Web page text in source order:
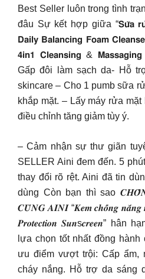
Best Seller luôn trong tình
đâu Sự kết hợp giữa “𝗦𝘂̛̃𝗮
𝗗𝗮𝗶𝗹𝘆 𝗕𝗮𝗹𝗮𝗻𝗰𝗶𝗻𝗴 𝗙𝗼𝗮𝗺
𝟰𝗶𝗻𝟭 𝗖𝗹𝗲𝗮𝗻𝘀𝗶𝗻𝗴 & 𝗠𝗮𝘀𝘀𝗮𝗴𝗶𝗻𝗴
Gấp đôi làm sạch da- Hỗ
skincare – Cho 1 pumb sữa
khắp mặt. – Lấy máy rửa
điều chỉnh tăng giảm tùy ý.
– Cảm nhận sự thư giãn
SELLER Aini đem đến. 5
thay đổi rõ rệt. Aini đã tin
dùng Còn bạn thì sao
𝑪𝑼̀𝑵𝑮 𝑨𝑰𝑵𝑰 “𝑲𝒆𝒎 𝒄𝒉𝒐̂́𝒏𝒈 𝒏𝒂̆́𝒏𝒈
𝑷𝒓𝒐𝒕𝒆𝒄𝒕𝒊𝒐𝒏 𝑺𝒖𝒏s𝒄𝒓𝒆𝒆𝒏”
lựa chọn tốt nhất đồng
ưu điểm vượt trội: Cấp ẩm,
cháy nắng. Hỗ trợ da sáng